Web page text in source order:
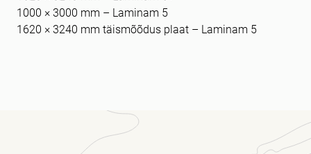
1000 × 3000 mm – Laminam 5
1620 × 3240 mm täismõõdus plaat – Laminam 5